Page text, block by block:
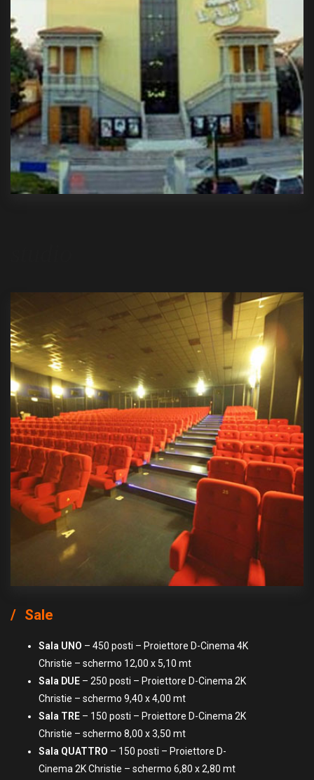
Sale
Sala UNO – 450 posti – Proiettore D-Cinema 4K
Christie – schermo 12,00 x 5,10 mt
Sala DUE – 250 posti – Proiettore D-Cinema 2K
Christie – schermo 9,40 x 4,00 mt
Sala TRE – 150 posti – Proiettore D-Cinema 2K
Christie – schermo 8,00 x 3,50 mt
Sala QUATTRO – 150 posti – Proiettore D-
Cinema 2K Christie – schermo 6,80 x 2,80 mt